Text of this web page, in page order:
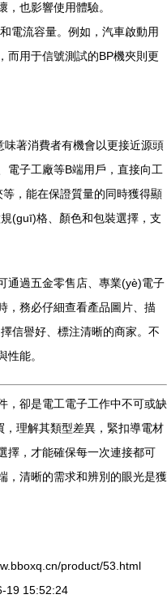
也影響使用體驗。
電流容量。例如，汽車啟動用
而用于信號測試的BP機夾則更
味著消費者有機會以更接近源頭
電子工廠等B端用戶，直接向工
，能在保證質量的同時獲得顯
(guī)格、顏色和包裝選擇，支
通過五金零售店、專業(yè)電子
，務必仔細查看產品圖片、描
信譽好、標注清晰的商家。不
能。
，卻是電工電子工作中不可或缺
，理解其類型差異，緊扣導電材
擇，才能確保每一次連接都可
，清晰的需求和辨別的眼光是獲
product/53.html
19 15:52:24